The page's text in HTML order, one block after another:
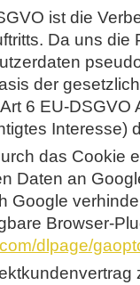
ist die
Da uns die
der
6 EU-DSGVO
Interesse)
das Cookie
Daten an
Google
Browser-
dlpage/